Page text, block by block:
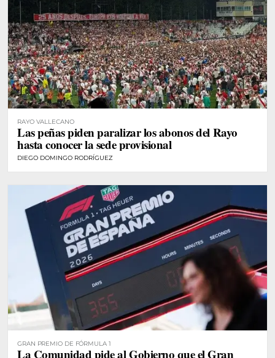
RAYO VALLECANO
Las peñas piden paralizar los abonos del Rayo
hasta conocer la sede provisional
DIEGO DOMINGO RODRÍGUEZ
GRAN PREMIO DE FÓRMULA 1
La Comunidad pide al Gobierno que el Gran